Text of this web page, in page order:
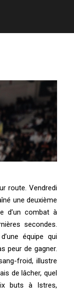
route. Vendredi
une deuxième
d’un combat à
secondes.
équipe qui
peur de gagner.
froid, illustre
de lâcher, quel
buts à Istres,